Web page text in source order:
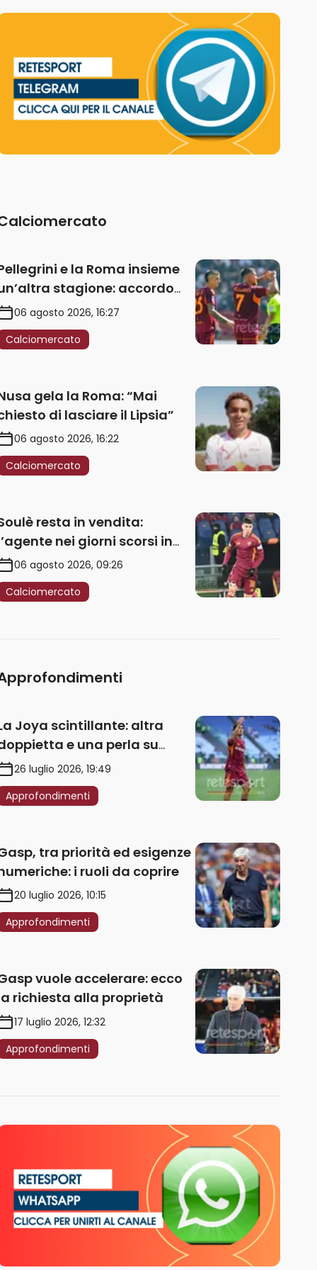
e la Roma insieme
stagione: accordo
rinnovo annuale
06 agosto 2026, 16:27
Calciomercato
gela la Roma: “Mai
di lasciare il Lipsia”
06 agosto 2026, 16:22
Calciomercato
resta in vendita:
nei giorni scorsi in
06 agosto 2026, 09:26
Calciomercato
Joya scintillante: altra
e una perla su
– VIDEO
26 luglio 2026, 19:49
Approfondimenti
tra priorità ed esigenze
i ruoli da coprire
20 luglio 2026, 10:15
Approfondimenti
vuole accelerare: ecco
richiesta alla proprietà
17 luglio 2026, 12:32
Approfondimenti